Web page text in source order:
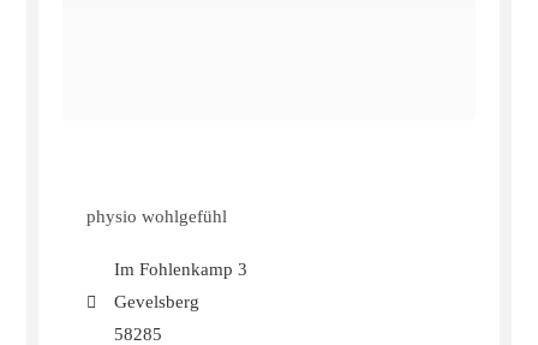
physio wohlgefühl
Im Fohlenkamp 3
Gevelsberg
58285